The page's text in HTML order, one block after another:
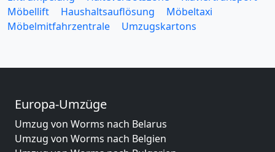
Möbellift
Haushaltsauflösung
Möbeltaxi
Möbelmitfahrzentrale
Umzugskartons
Europa-Umzüge
Umzug von Worms nach Belarus
Umzug von Worms nach Belgien